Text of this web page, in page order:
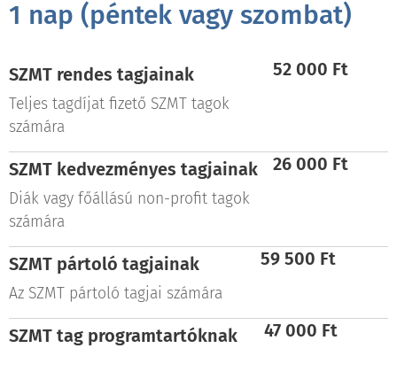
1 nap (péntek vagy szombat)
SZMT rendes tagjainak
Teljes tagdíjat fizető SZMT tagok
számára
52 000 Ft
SZMT kedvezményes tagjainak
Diák vagy főállású non-profit tagok
számára
26 000 Ft
SZMT pártoló tagjainak
Az SZMT pártoló tagjai számára
59 500 Ft
SZMT tag programtartóknak 47 000 Ft